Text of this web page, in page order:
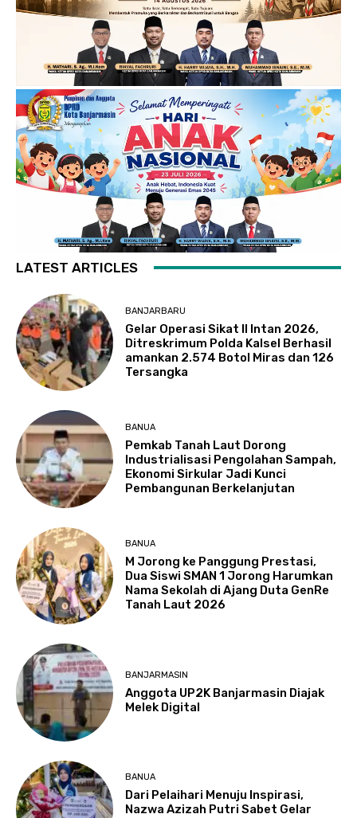
LATEST ARTICLES
BANJARBARU
Gelar Operasi Sikat II Intan 2026,
Ditreskrimum Polda Kalsel Berhasil
amankan 2.574 Botol Miras dan 126
Tersangka
BANUA
Pemkab Tanah Laut Dorong
Industrialisasi Pengolahan Sampah,
Ekonomi Sirkular Jadi Kunci
Pembangunan Berkelanjutan
BANUA
M Jorong ke Panggung Prestasi,
Dua Siswi SMAN 1 Jorong Harumkan
Nama Sekolah di Ajang Duta GenRe
Tanah Laut 2026
BANJARMASIN
Anggota UP2K Banjarmasin Diajak
Melek Digital
BANUA
Dari Pelaihari Menuju Inspirasi,
Nazwa Azizah Putri Sabet Gelar